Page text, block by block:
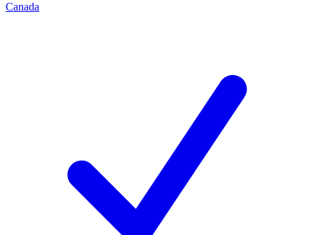
Canada